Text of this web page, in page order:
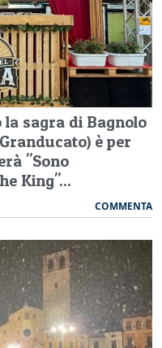
la sagra di Bagnolo
è per
"Sono
King"...
COMMENTA